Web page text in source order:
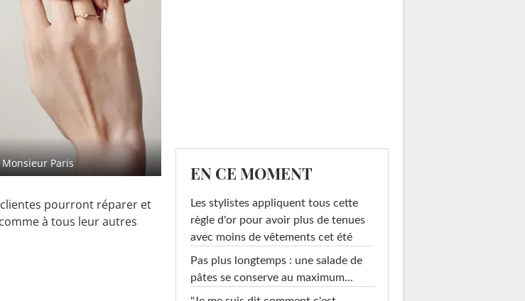
Paris
pourront réparer et
à tous leur autres
EN CE MOMENT
Les stylistes appliquent tous cette
règle d'or pour avoir plus de tenues
avec moins de vêtements cet été
Pas plus longtemps : une salade de
pâtes se conserve au maximum...